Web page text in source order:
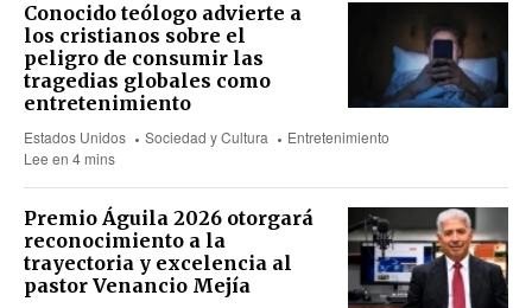
Conocido teólogo advierte a
los cristianos sobre el
peligro de consumir las
tragedias globales como
entretenimiento
Estados Unidos Sociedad y Cultura
Entretenimiento
Lee en 4 mins
Premio Águila 2026 otorgará
reconocimiento a la
trayectoria y excelencia al
pastor Venancio Mejía